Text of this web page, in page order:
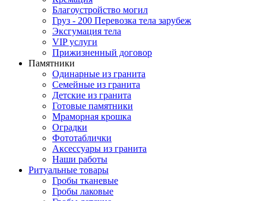
Благоустройство могил
Груз - 200 Перевозка тела зарубеж
Эксгумация тела
VIP услуги
Прижизненный договор
Памятники
Одинарные из гранита
Семейные из гранита
Детские из гранита
Готовые памятники
Мраморная крошка
Оградки
Фототаблички
Аксессуары из гранита
Наши работы
Ритуальные товары
Гробы тканевые
Гробы лаковые